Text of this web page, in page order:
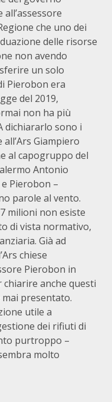
che uno dei
delle risorse
non avendo
un solo
Pierobon era
del 2019,
non ha più
dichiararlo sono i
Giampiero
al capogruppo del
Antonio
e Pierobon –
parole al vento.
milioni non esiste
di vista normativo,
Già ad
chiese
Pierobon in
anche questi
mai presentato.
utile a
dei rifiuti di
purtroppo –
molto